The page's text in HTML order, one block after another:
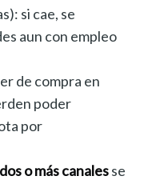
si cae, se
aun con empleo
de compra en
poder
por
dos o más canalesse